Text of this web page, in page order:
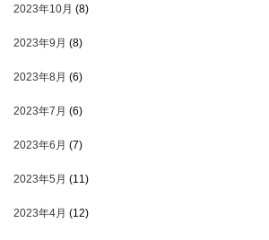
2023年10月 (8)
2023年9月 (8)
2023年8月 (6)
2023年7月 (6)
2023年6月 (7)
2023年5月 (11)
2023年4月 (12)